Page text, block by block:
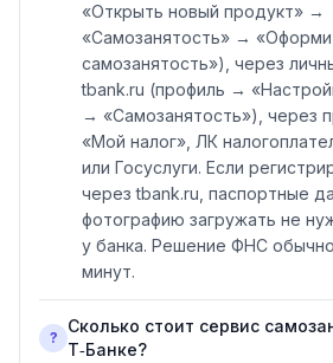
«Открыть новый продукт» →
«Самозанятость» →
самозанятость»), через
tbank.ru (профиль →
→ «Самозанятость»), через
«Мой налог», ЛК
или Госуслуги. Если
через tbank.ru, паспортные
фотографию загружать не
у банка. Решение ФНС обычно
минут.
?
Сколько стоит сервис
Т‑Банке?